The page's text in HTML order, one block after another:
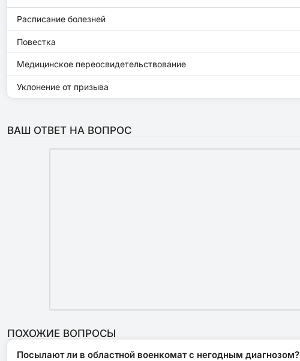
Расписание болезней
Повестка
Медицинское переосвидетельствование
Уклонение от призыва
ВАШ ОТВЕТ НА ВОПРОС
ПОХОЖИЕ ВОПРОСЫ
Посылают ли в областной военкомат с негодным диагнозом?